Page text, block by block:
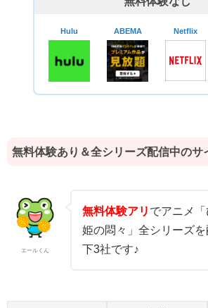
Hulu ABEMA Netflix
無料体験あり＆全シリーズ配信中のサ
エールくん
無料体験アリ でアニメ
姫の悶々」全シリーズ
下3社です♪